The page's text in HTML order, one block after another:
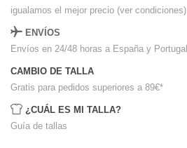
igualamos el mejor precio (ver condiciones).
ENVÍOS
Envíos en 24/48 horas a España y Portugal
CAMBIO DE TALLA
Gratis para pedidos superiores a 89€*
¿CUÁL ES MI TALLA?
Guía de tallas